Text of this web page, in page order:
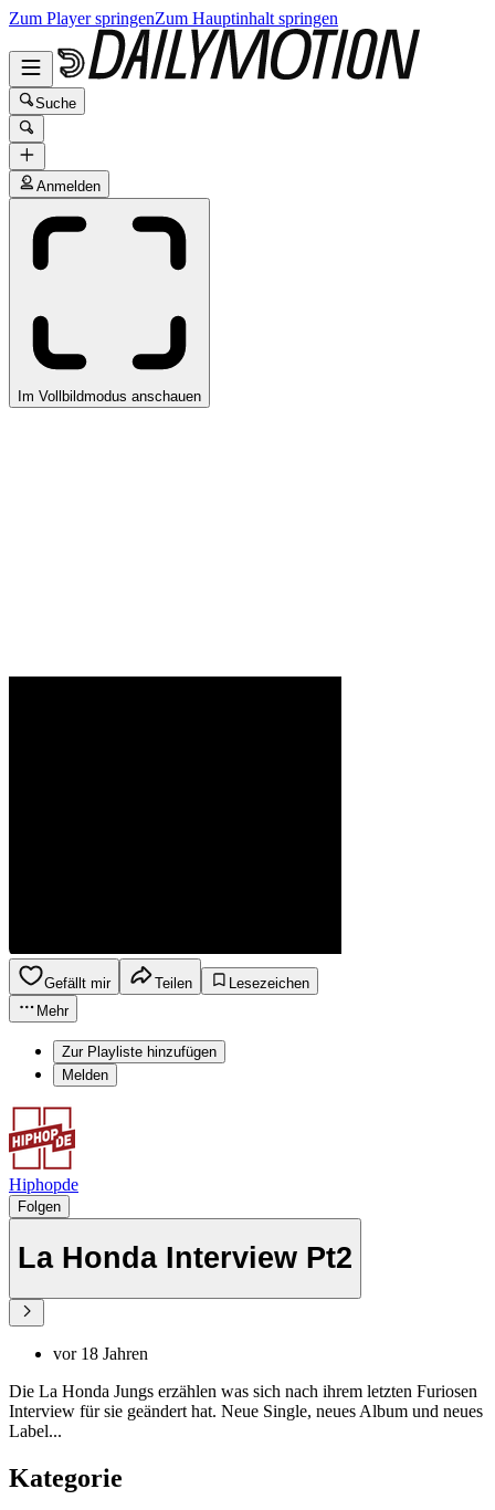
Zum Player springenZum Hauptinhalt springen
Suche
Anmelden
Im Vollbildmodus anschauen
Gefällt mir Teilen
Lesezeichen
Mehr
Zur Playliste hinzufügen
Melden
Hiphopde
Folgen
La Honda Interview Pt2
vor 18 Jahren
Die La Honda Jungs erzählen was sich nach ihrem letzten Furiosen
Interview für sie geändert hat. Neue Single, neues Album und neues
Label...
Kategorie